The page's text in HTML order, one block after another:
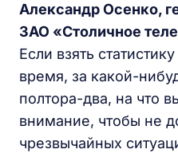
Александр Осенко,
ЗАО «Столичное
Если взять
время, за какой-
полтора-два, на что
внимание, чтобы не
чрезвычайных